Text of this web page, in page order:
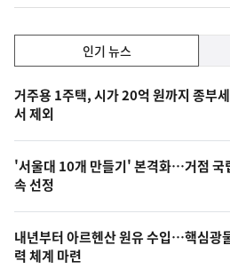
기,
최
신,
오
늘
의
영
상
인기 뉴스
기
뉴
스
거주용 1주택, 시가 20억 원까지 종부
서 제외
'서울대 10개 만들기' 본격화…거점 국
속 선정
내년부터 아르헨산 원유 수입…핵심광
력 체계 마련